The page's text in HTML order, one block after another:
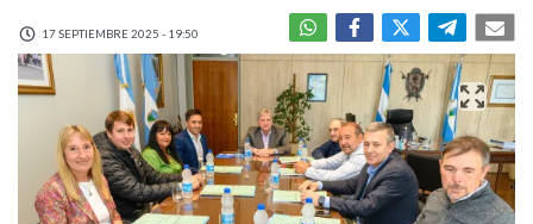
17 SEPTIEMBRE 2025 - 19:50